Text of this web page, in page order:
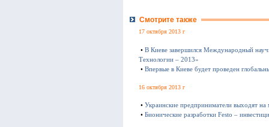
Смотрите также
17 октября 2013 г
• В Киеве завершился Международный
Технологии – 2013»
• Впервые в Киеве будет проведен
16 октября 2013 г
• Украинские предприниматели выходят
• Бионические разработки Festo –